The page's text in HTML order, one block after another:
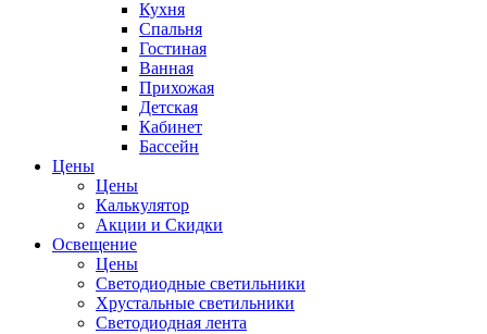
Кухня
Спальня
Гостиная
Ванная
Прихожая
Детская
Кабинет
Бассейн
Цены
Цены
Калькулятор
Акции и Скидки
Освещение
Цены
Светодиодные светильники
Хрустальные светильники
Светодиодная лента